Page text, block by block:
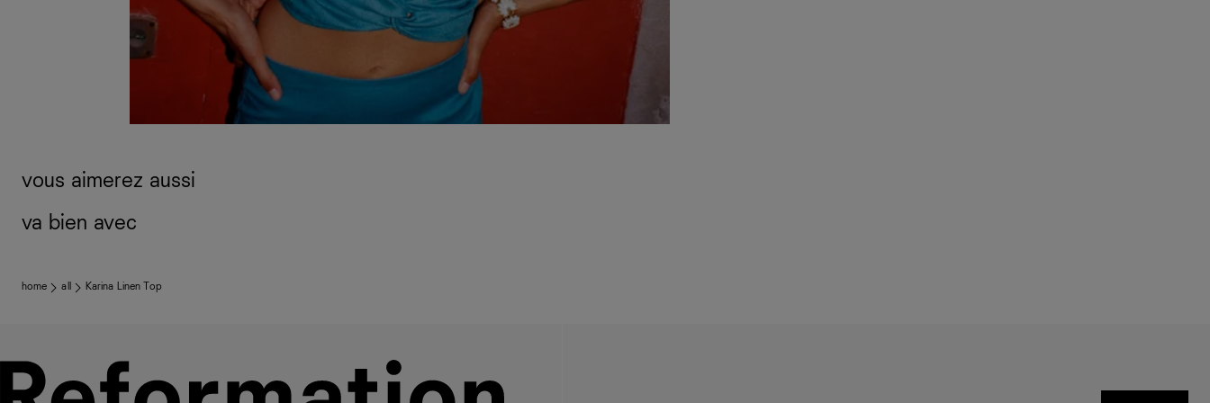
vous aimerez aussi
va bien avec
home all Karina Linen Top